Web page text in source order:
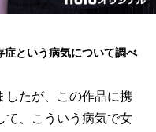
という病気について調べ
たが、この作品に携
て、こういう病気で女